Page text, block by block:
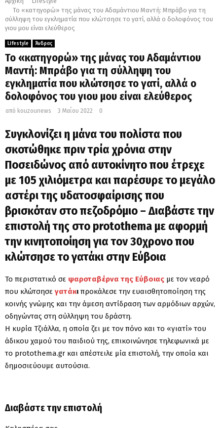
M
E
N
U
Το «κατηγορώ» της μάνας του Αδαμάντιου Μαντή: Μπράβο για τη
σύλληψη του εγκληματία που κλώτσησε το γατί, αλλά ο δολοφόνος του
γιου μου είναι ελεύθερος
Lifestyle Άνδρας
Το «κατηγορώ» της μάνας του Αδαμάντιου
Μαντή: Μπράβο για τη σύλληψη του
εγκληματία που κλώτσησε το γατί, αλλά ο
δολοφόνος του γιου μου είναι ελεύθερος
από kouzounews 3 Μαΐου 2022 0
Συγκλονίζει η μάνα του πολίστα που
σκοτώθηκε πριν τρία χρόνια στην
Ποσειδώνος από αυτοκίνητο που έτρεχε
με 105 χιλιόμετρα και παρέσυρε το μεγάλο
αστέρι της υδατοσφαίρισης που
βρισκόταν στο πεζοδρόμιο – Διαβάστε την
επιστολή της στο protothema με αφορμή
την κινητοποίηση για τον 30χρονο που
κλώτσησε το γατάκι στην Εύβοια
Το περιστατικό σε ψαροταβέρνα της Εύβοιας με τον νεαρό
που κλώτσησεγατάκι προκάλεσε την ευαισθητοποίηση της
κοινής γνώμης και την άμεση αντίδραση των αρμόδιων αρχών,
οδηγώντας στη σύλληψη του δράστη.
Η κυρία Τζιάλλα, η οποία ζει με τον πόνο και το «γιατί» του
άδικου χαμού του παιδιού της, επικοινώνησε τηλεφωνικά με
το protothema.gr και απέστειλε μία επιστολή, την οποία και
δημοσιεύουμε αυτούσια.
Διαβάστε την επιστολή